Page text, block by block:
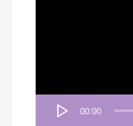
00:00